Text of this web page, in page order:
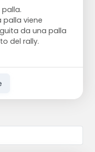
palla viene
da una palla
del rally.